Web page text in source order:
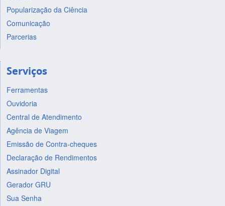
Popularização da Ciência
Comunicação
Parcerias
Serviços
Ferramentas
Ouvidoria
Central de Atendimento
Agência de Viagem
Emissão de Contra-cheques
Declaração de Rendimentos
Assinador Digital
Gerador GRU
Sua Senha